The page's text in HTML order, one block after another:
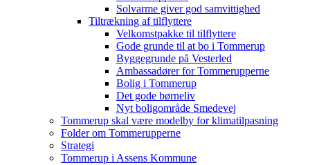
Solvarme giver god samvittighed
Tiltrækning af tilflyttere
Velkomstpakke til tilflyttere
Gode grunde til at bo i Tommerup
Byggegrunde på Vesterled
Ambassadører for Tommerupperne
Bolig i Tommerup
Det gode børneliv
Nyt boligområde Smedevej
Tommerup skal være modelby for klimatilpasning
Folder om Tommerupperne
Strategi
Tommerup i Assens Kommune